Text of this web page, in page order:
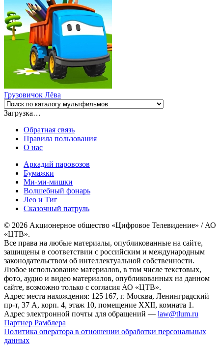
Грузовичок Лёва
Загрузка…
Обратная связь
Правила пользования
О нас
Аркадий паровозов
Бумажки
Ми-ми-мишки
Волшебный фонарь
Лео и Тиг
Сказочный патруль
© 2026 Акционерное общество «Цифровое Телевидение» / АО
«ЦТВ».
Все права на любые материалы, опубликованные на сайте,
защищены в соответствии с российским и международным
законодательством об интеллектуальной собственности.
Любое использование материалов, в том числе текстовых,
фото, аудио и видео материалов, опубликованных на данном
сайте, возможно только с согласия АО «ЦТВ».
Адрес места нахождения: 125 167, г. Москва, Ленинградский
пр-т, 37 А, корп. 4, этаж 10, помещение XXII, комната 1.
Адрес электронной почты для обращений — law@tlum.ru
Партнер Рамблера
Политика оператора в отношении обработки персональных
данных